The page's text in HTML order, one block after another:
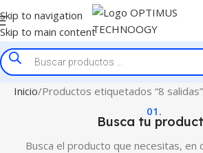
Skip to navigation
Skip to main content
Inicio Productos etiquetados “8 salidas”
01.
Busca tu
Busca el producto que necesitas, en